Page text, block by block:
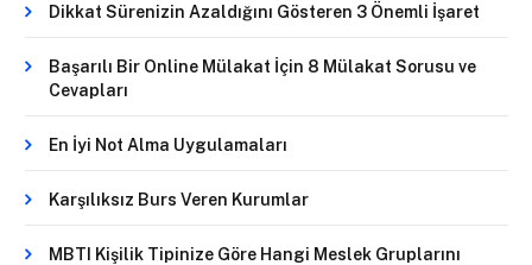
Dikkat Sürenizin Azaldığını Gösteren 3 Önemli İşaret
Başarılı Bir Online Mülakat İçin 8 Mülakat Sorusu ve
Cevapları
En İyi Not Alma Uygulamaları
Karşılıksız Burs Veren Kurumlar
MBTI Kişilik Tipinize Göre Hangi Meslek Gruplarını